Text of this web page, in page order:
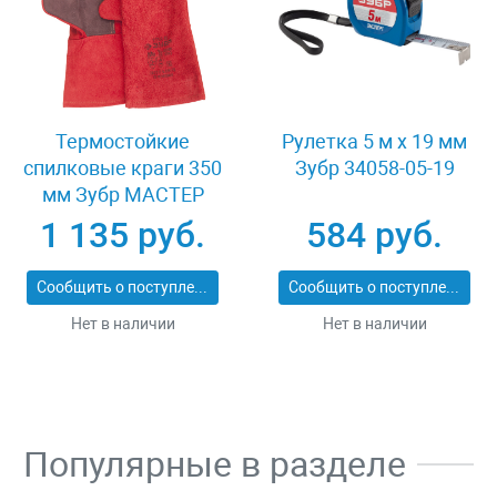
Термостойкие
спилковые краги 350
мм Зубр МАСТЕР
11334-XL
1 135 руб.
Сообщить о поступлении
Нет в наличии
Рулетка 5 м x 19 мм
Зубр 34058-05-19
584 руб.
Сообщить о поступлении
Нет в наличии
Популярные в разделе